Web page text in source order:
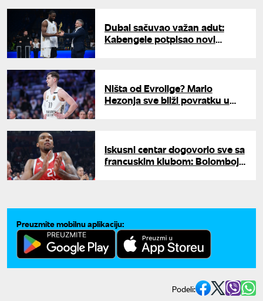
Dubai sačuvao važan adut:
Kabengele potpisao novi
Ništa od Evrolige? Mario
Hezonja sve bliži povratku u
Iskusni centar dogovorio sve sa
francuskim klubom: Bolomboj
Preuzmite mobilnu aplikaciju:
Podeli: